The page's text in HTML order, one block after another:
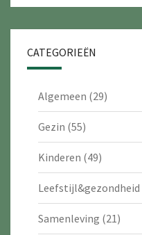
CATEGORIEËN
Algemeen (29)
Gezin (55)
Kinderen (49)
Leefstijl&gezondheid
Samenleving (21)